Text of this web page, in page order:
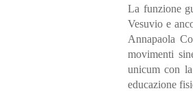
La funzione
Vesuvio e
Annapaola
movimenti
unicum con
educazione